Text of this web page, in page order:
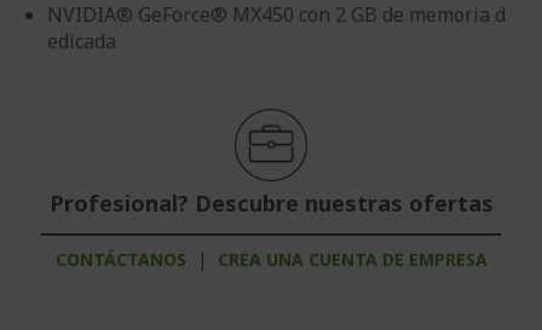
NVIDIA® GeForce® MX450 con 2 GB de memoria d
edicada
Profesional? Descubre nuestras ofertas
CONTÁCTANOS | CREA UNA CUENTA DE EMPRESA